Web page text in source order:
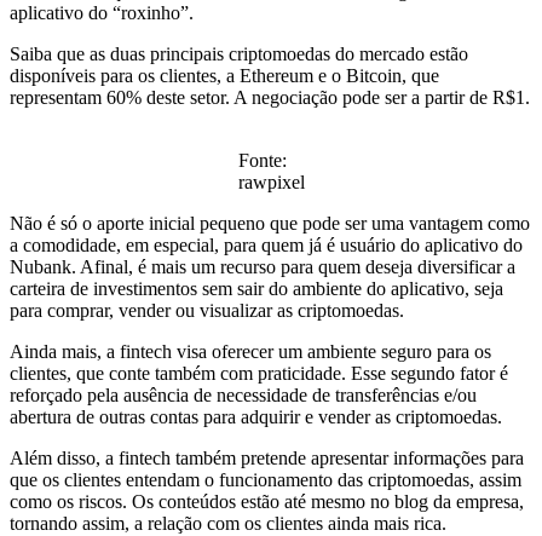
aplicativo do “roxinho”.
Saiba que as duas principais criptomoedas do mercado estão
disponíveis para os clientes, a Ethereum e o Bitcoin, que
representam 60% deste setor. A negociação pode ser a partir de R$1.
Fonte:
rawpixel
Não é só o aporte inicial pequeno que pode ser uma vantagem como
a comodidade, em especial, para quem já é usuário do aplicativo do
Nubank. Afinal, é mais um recurso para quem deseja diversificar a
carteira de investimentos sem sair do ambiente do aplicativo, seja
para comprar, vender ou visualizar as criptomoedas.
Ainda mais, a fintech visa oferecer um ambiente seguro para os
clientes, que conte também com praticidade. Esse segundo fator é
reforçado pela ausência de necessidade de transferências e/ou
abertura de outras contas para adquirir e vender as criptomoedas.
Além disso, a fintech também pretende apresentar informações para
que os clientes entendam o funcionamento das criptomoedas, assim
como os riscos. Os conteúdos estão até mesmo no blog da empresa,
tornando assim, a relação com os clientes ainda mais rica.